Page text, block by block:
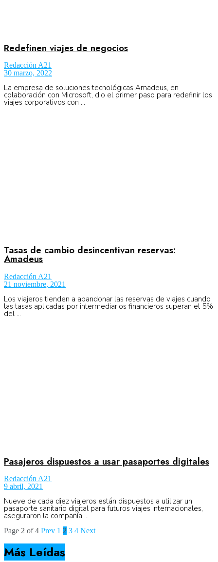
Redefinen viajes de negocios
Redacción A21
30 marzo, 2022
La empresa de soluciones tecnológicas Amadeus, en
colaboración con Microsoft, dio el primer paso para redefinir los
viajes corporativos con ...
Tasas de cambio desincentivan reservas:
Amadeus
Redacción A21
21 noviembre, 2021
Los viajeros tienden a abandonar las reservas de viajes cuando
las tasas aplicadas por intermediarios financieros superan el 5%
del ...
Pasajeros dispuestos a usar pasaportes digitales
Redacción A21
9 abril, 2021
Nueve de cada diez viajeros están dispuestos a utilizar un
pasaporte sanitario digital para futuros viajes internacionales,
aseguraron la compañía ...
Page 2 of 4 Prev 1 2 3 4 Next
Más Leídas